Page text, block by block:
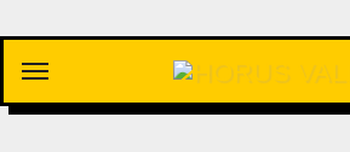
content